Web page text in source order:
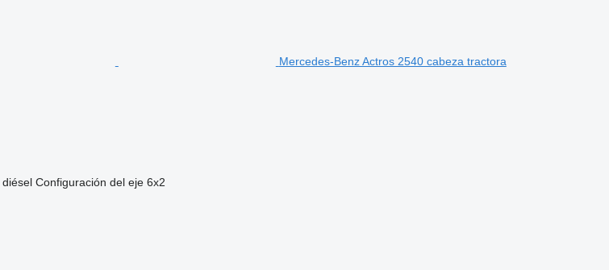
Mercedes-Benz Actros 2540 cabeza tractora
diésel Configuración del eje 6x2